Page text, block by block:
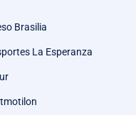
Brasilia
La Esperanza